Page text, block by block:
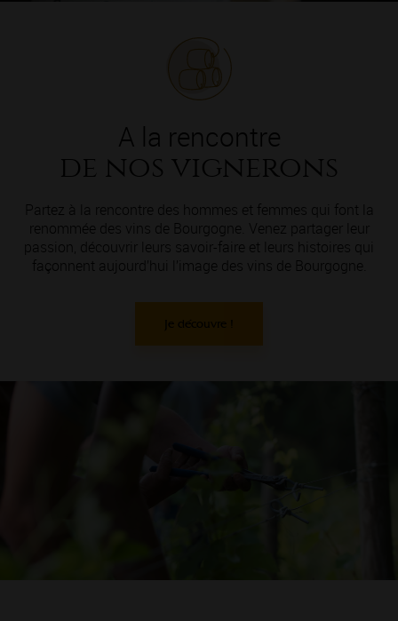
A la rencontre
de nos vignerons
Partez à la rencontre des hommes et femmes qui font la
renommée des vins de Bourgogne. Venez partager leur
passion, découvrir leurs savoir-faire et leurs histoires qui
façonnent aujourd’hui l’image des vins de Bourgogne.
Je découvre !